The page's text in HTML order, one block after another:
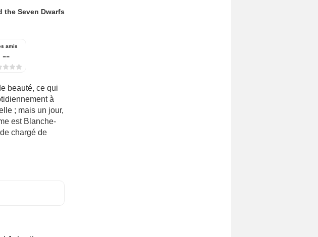
the Seven Dwarfs
amis
--
beauté, ce qui
à
; mais un jour,
est Blanche-
chargé de